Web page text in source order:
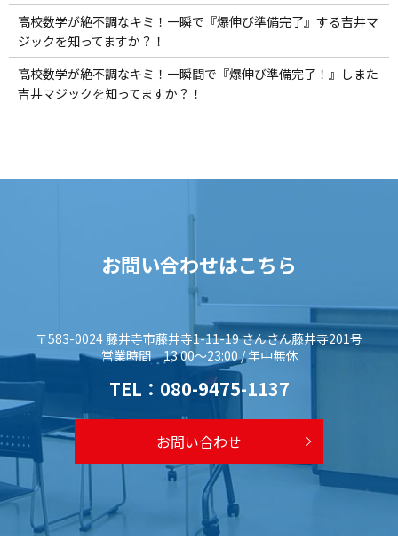
高校数学が絶不調なキミ！一瞬で『爆伸び準備完了』する吉井マ
ジックを知ってますか？！
高校数学が絶不調なキミ！一瞬間で『爆伸び準備完了！』しまた
吉井マジックを知ってますか？！
お問い合わせはこちら
〒583-0024 藤井寺市藤井寺1-11-19 さんさん藤井寺201号
営業時間 13:00～23:00 / 年中無休
TEL： 080-9475-1137
お問い合わせ